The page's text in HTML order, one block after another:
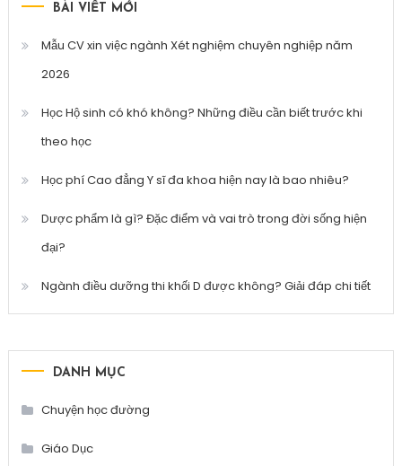
BÀI VIẾT MỚI
Mẫu CV xin việc ngành Xét nghiệm chuyên nghiệp năm
2026
Học Hộ sinh có khó không? Những điều cần biết trước khi
theo học
Học phí Cao đẳng Y sĩ đa khoa hiện nay là bao nhiêu?
Dược phẩm là gì? Đặc điểm và vai trò trong đời sống hiện
đại?
Ngành điều dưỡng thi khối D được không? Giải đáp chi tiết
DANH MỤC
Chuyện học đường
Giáo Dục